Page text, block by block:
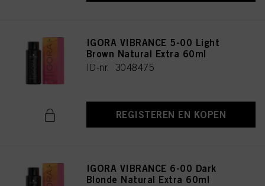
IGORA VIBRANCE 5-00 Light
Brown Natural Extra 60ml
ID-nr. 3048475
REGISTEREN EN KOPEN
IGORA VIBRANCE 6-00 Dark
Blonde Natural Extra 60ml